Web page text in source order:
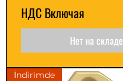
НДС Включая
Нет на складе
İndirimde